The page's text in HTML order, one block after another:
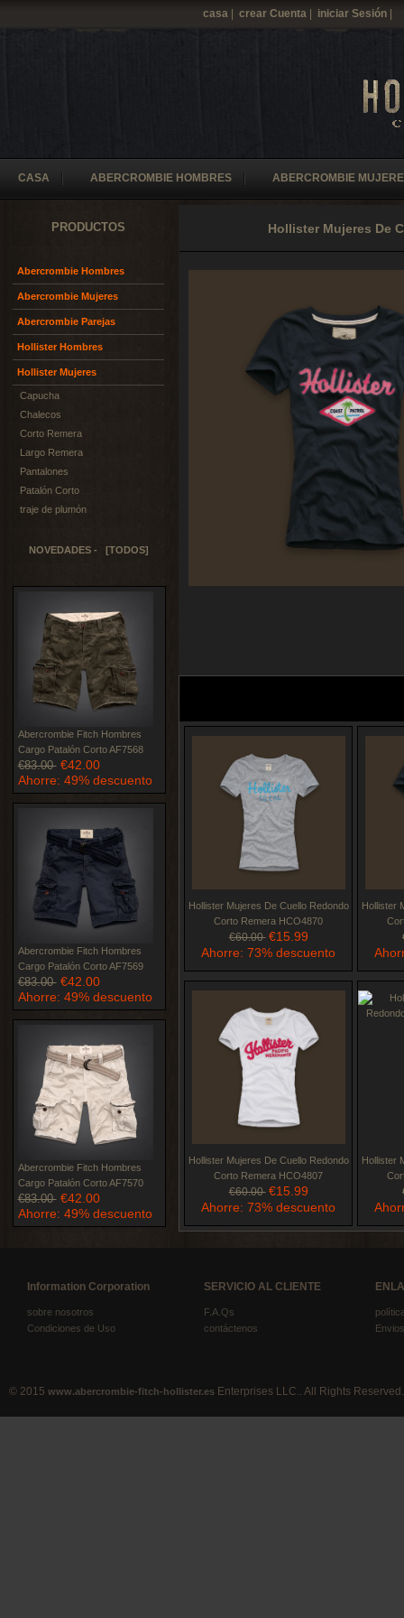
casa crear Cuenta iniciar Sesión
CASA ABERCROMBIE HOMBRES ABERCROMBIE
PRODUCTOS
Abercrombie Hombres
Abercrombie Mujeres
Abercrombie Parejas
Hollister Hombres
Hollister Mujeres
Capucha
Chalecos
Corto Remera
Largo Remera
Pantalones
Patalón Corto
traje de plumón
NOVEDADES - [TODOS]
Abercrombie Fitch Hombres
Cargo Patalón Corto AF7568
€83.00 €42.00
Ahorre: 49% descuento
Abercrombie Fitch Hombres
Cargo Patalón Corto AF7569
€83.00 €42.00
Ahorre: 49% descuento
Abercrombie Fitch Hombres
Cargo Patalón Corto AF7570
€83.00 €42.00
Ahorre: 49% descuento
Hollister Mujeres De
Hollister Mujeres De Cuello Redondo
Corto Remera HCO4870
€60.00 €15.99
Ahorre: 73% descuento
Hollister
Hollister Mujeres De Cuello Redondo
Corto Remera HCO4807
€60.00 €15.99
Ahorre: 73% descuento
Hollister
Information Corporation
sobre nosotros
Condiciones de Uso
SERVICIO AL CLIENTE
F.A.Qs
contáctenos
© 2015 www.abercrombie-fitch-hollister.es Enterprises LLC.. All Rights Reserved.